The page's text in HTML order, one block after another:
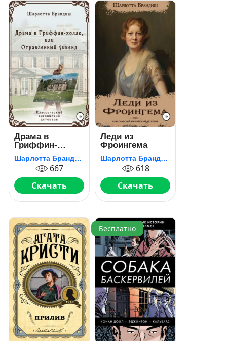
Драма в
Гриффин-
холле, или
Отравленный
уикенд
Шарлотта Брандиш
667
Скачать
Леди из
Фроингема
Шарлотта Брандиш
618
Скачать
Бесплатно